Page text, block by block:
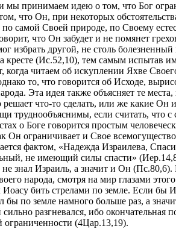
мы принимаем идею о том, что Бог
что Он, при некоторых
самой Своей природе, по Своему
что Он забудет и не помянет
избрать другой, не столь
кресте (Ис.52,10), тем самым испытав
когда читаем об искуплении Яхве
то, что говорится об Исходе,
Эта идея также объясняет те
решает что-то сделать, или же какие
труднообъяснимы, если считать, что
о Боге говорится простым
Он ограничивает и Свое
фактом, «Надежда Израилева,
не имеющий силы спасти»
не знал Израиль, а значит и Он
народа, смотря на мир глазами
Иоасу бить стрелами по земле. Если бы
бы по земле намного больше раз, а
разгневался, ибо окончательная
ограниченности (4Цар.13,19).